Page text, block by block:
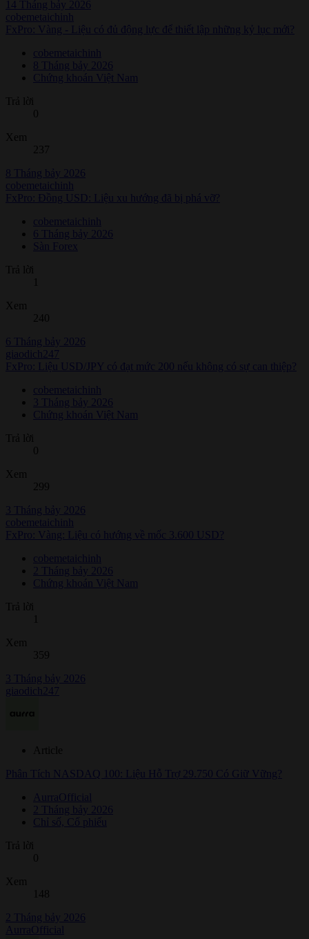
14 Tháng bảy 2026
cobemetaichinh
FxPro: Vàng - Liệu có đủ động lực để thiết lập những kỷ lục mới?
cobemetaichinh
8 Tháng bảy 2026
Chứng khoán Việt Nam
Trả lời
0
Xem
237
8 Tháng bảy 2026
cobemetaichinh
FxPro: Đồng USD: Liệu xu hướng đã bị phá vỡ?
cobemetaichinh
6 Tháng bảy 2026
Sàn Forex
Trả lời
Xem
240
6 Tháng bảy 2026
giaodich247
FxPro: Liệu USD/JPY có đạt mức 200 nếu không có sự can thiệp?
cobemetaichinh
3 Tháng bảy 2026
Chứng khoán Việt Nam
Trả lời
0
Xem
299
3 Tháng bảy 2026
cobemetaichinh
FxPro: Vàng: Liệu có hướng về mốc 3.600 USD?
cobemetaichinh
2 Tháng bảy 2026
Chứng khoán Việt Nam
Trả lời
Xem
359
3 Tháng bảy 2026
giaodich247
Article
Phân Tích NASDAQ 100: Liệu Hỗ Trợ 29.750 Có Giữ Vững?
AurraOfficial
2 Tháng bảy 2026
Chỉ số, Cổ phiếu
Trả lời
0
Xem
148
2 Tháng bảy 2026
AurraOfficial